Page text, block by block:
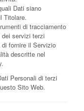
Dati siano
Titolare.
di tracciamento
servizi terzi
fornire il Servizio
descritte nel
Personali di terzi
Sito Web.